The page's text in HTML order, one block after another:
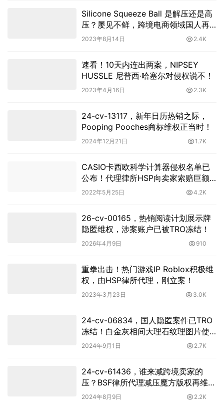
Silicone Squeeze Ball 是解压还是高
压？屡见不鲜，跨境电商领域国人再
维权
2023年8月14日 2.4K
速看！10天内连出两案，NIPSEY
HUSSLE 尼普西·哈塞尔对侵权说不！
2023年4月16日 2.3K
24-cv-13117，新年日历热销之际，
Pooping Pooches商标维权正当时！
2024年12月21日 1.7K
CASIO卡西欧科学计算器侵权名单已
公布！代理律所HSP向卖家索赔巨额
赔偿金！
2022年5月25日 4.2K
26-cv-00165，热销阅读计划展示牌
隐匿维权，涉案账户已被TRO冻结！
2026年4月9日 910
重拳出击！热门游戏IP Roblox积极维
权，由HSP律所代理，刚立案！
2023年3月23日 3.0K
24-cv-06834，国人隐匿案件已TRO
冻结！白金灰相间大理石纹理图片使
用有风险
2024年9月1日 2.7K
24-cv-61436，谁来减跨境卖家的
压？BSF律所代理减压魔方版权再维
权！
2024年8月9日 2.2K